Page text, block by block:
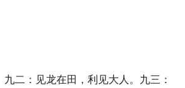
二：见龙在田，利见大人。九三：